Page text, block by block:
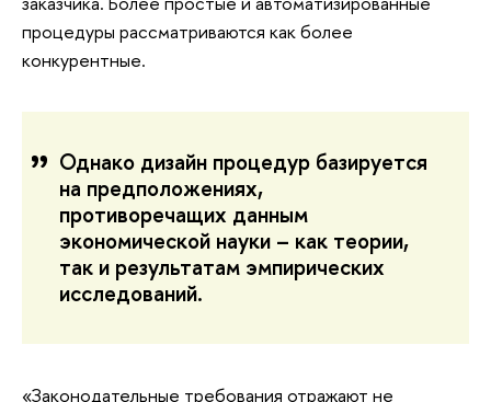
процедуры рассматриваются как более
конкурентные.
Однако дизайн процедур базируется
на предположениях,
противоречащих данным
экономической науки – как теории,
так и результатам эмпирических
исследований.
«Законодательные требования отражают не